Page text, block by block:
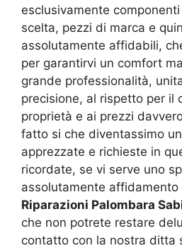
esclusivamente
scelta, pezzi di marca e
assolutamente affidabili,
per garantirvi un comfort
grande professionalità,
precisione, al rispetto per il
proprietà e ai prezzi
fatto si che diventassimo
apprezzate e richieste in
ricordate, se vi serve uno
assolutamente affidamento
Riparazioni Palombara
che non potrete restare
contatto con la nostra ditta